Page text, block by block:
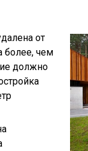
от
более, чем
должно